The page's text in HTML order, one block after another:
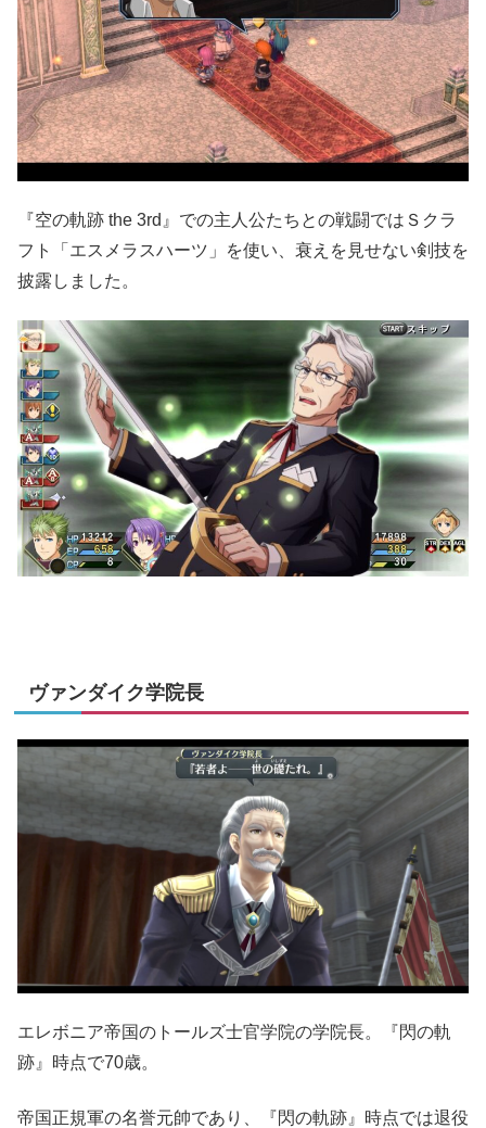
『空の軌跡 the 3rd』での主人公たちとの戦闘ではＳクラ
フト「エスメラスハーツ」を使い、衰えを見せない剣技を
披露しました。
ヴァンダイク学院長
エレボニア帝国のトールズ士官学院の学院長。『閃の軌
跡』時点で70歳。
帝国正規軍の名誉元帥であり、『閃の軌跡』時点では退役